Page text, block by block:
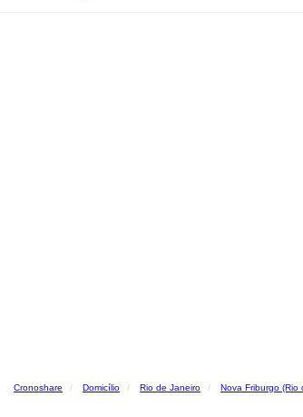
Cronoshare Domicílio Rio de Janeiro Nova Friburgo (Rio